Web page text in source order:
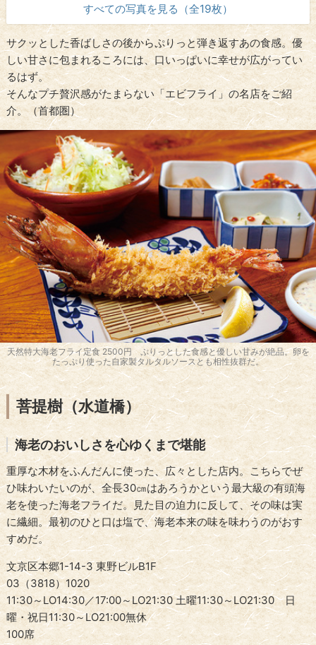
すべての写真を見る（全19枚）
サクッとした香ばしさの後からぷりっと弾き返すあの食感。優
しい甘さに包まれるころには、口いっぱいに幸せが広がってい
るはず。
そんなプチ贅沢感がたまらない「エビフライ」の名店をご紹
介。（首都圏）
天然特大海老フライ定食 2500円 ぷりっとした食感と優しい甘みが絶品。卵を
たっぷり使った自家製タルタルソースとも相性抜群だ。
菩提樹（水道橋）
海老のおいしさを心ゆくまで堪能
重厚な木材をふんだんに使った、広々とした店内。こちらでぜ
ひ味わいたいのが、全長30㎝はあろうかという最大級の有頭海
老を使った海老フライだ。見た目の迫力に反して、その味は実
に繊細。最初のひと口は塩で、海老本来の味を味わうのがおす
すめだ。
文京区本郷1-14-3 東野ビルB1F
03（3818）1020
11:30～LO14:30／17:00～LO21:30 土曜11:30～LO21:30 日
曜・祝日11:30～LO21:00無休
100席